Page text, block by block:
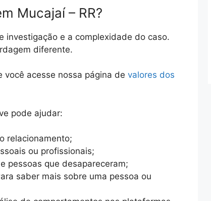
Mucajaí – RR?
investigação e a complexidade do caso.
diferente.
acesse nossa página de valores dos
pode ajudar:
relacionamento;
ou profissionais;
pessoas que desapareceram;
saber mais sobre uma pessoa ou